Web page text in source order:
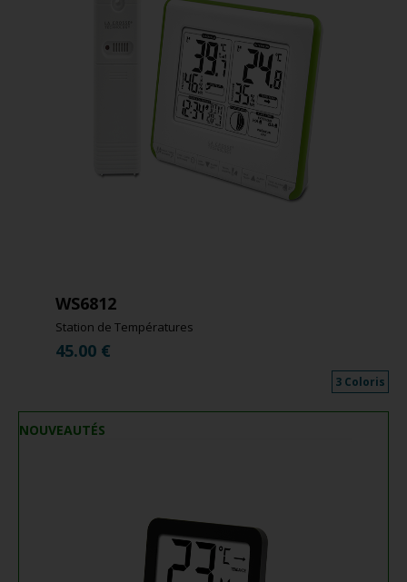
WS6812
Station de Températures
45.00 €
3 Coloris
NOUVEAUTÉS